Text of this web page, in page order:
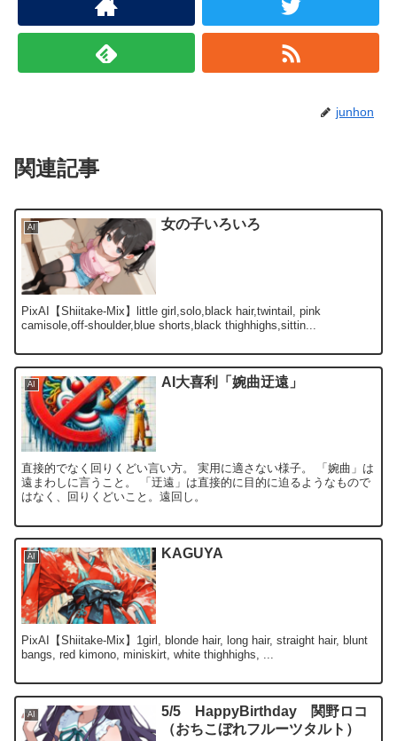
junhon
関連記事
AI 女の子いろいろ
PixAI【Shiitake-Mix】little girl,solo,black hair,twintail, pink
camisole,off-shoulder,blue shorts,black thighhighs,sittin...
AI AI大喜利「婉曲迂遠」
直接的でなく回りくどい言い方。 実用に適さない様子。 「婉曲」は
遠まわしに言うこと。 「迂遠」は直接的に目的に迫るようなもので
はなく、回りくどいこと。遠回し。
AI KAGUYA
PixAI【Shiitake-Mix】1girl, blonde hair, long hair, straight hair, blunt
bangs, red kimono, miniskirt, white thighhighs, ...
AI
5/5 HappyBirthday 関野ロコ
（おちこぼれフルーツタルト）